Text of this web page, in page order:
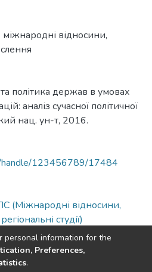
міжнародні відносини,
політика держав в умовах
аналіз сучасної політичної
нац. ун-т, 2016.
handle/123456789/17484
(Міжнародні відносини,
студії)
personal information for the
Preferences,
.